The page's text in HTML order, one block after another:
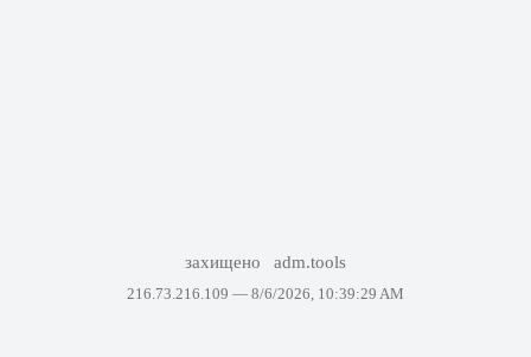
захищено adm.tools
216.73.216.109 — 8/6/2026, 10:39:29 AM